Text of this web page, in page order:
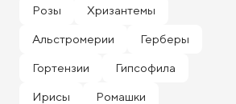
Розы Хризантемы
Альстромерии Герберы
Гортензии Гипсофила
Ирисы Ромашки